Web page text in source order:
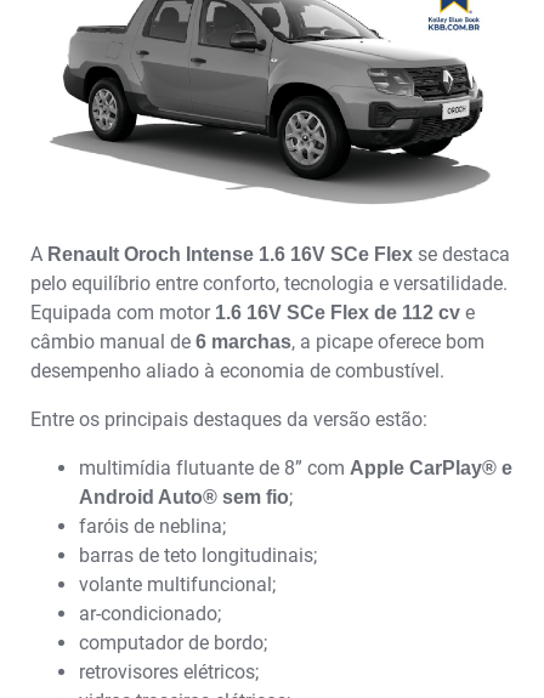
A Renault Oroch Intense 1.6 16V SCe Flex se destaca
pelo equilíbrio entre conforto, tecnologia e versatilidade.
Equipada com motor 1.6 16V SCe Flex de 112 cv e
câmbio manual de 6 marchas, a picape oferece bom
desempenho aliado à economia de combustível.
Entre os principais destaques da versão estão:
multimídia flutuante de 8” com Apple CarPlay® e
Android Auto® sem fio;
faróis de neblina;
barras de teto longitudinais;
volante multifuncional;
ar-condicionado;
computador de bordo;
retrovisores elétricos;